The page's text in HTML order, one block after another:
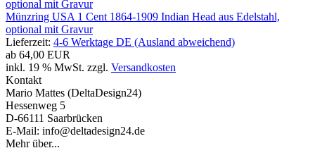
Münzring USA 1 Cent 1864-1909 Indian Head aus Edelstahl,
optional mit Gravur
Lieferzeit: 4-6 Werktage DE (Ausland abweichend)
ab 64,00 EUR
inkl. 19 % MwSt. zzgl. Versandkosten
Kontakt
Mario Mattes (DeltaDesign24)
Hessenweg 5
D-66111 Saarbrücken
E-Mail: info@deltadesign24.de
Mehr über...